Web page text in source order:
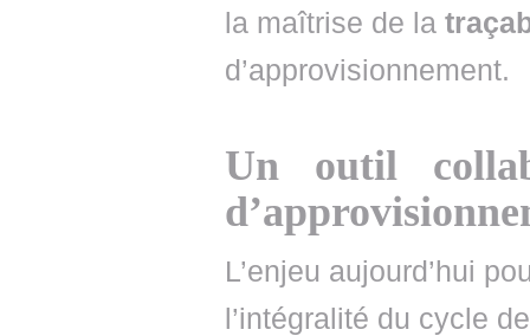
la maîtrise de la
d’approvisionnement.
Un outil
L’enjeu aujourd’hui
l’intégralité du cycle